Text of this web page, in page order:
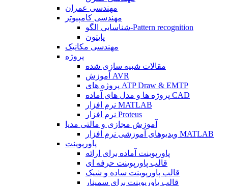
مهندسی عمران
مهندسی کامپیوتر
شناسایی الگو-Pattern recognition
پایتون
مهندسی مکانیک
پروژه
مقالات شبیه سازی شده
آموزش AVR
پروژه های ATP Draw & EMTP
پروژه ها و مدل های آماده CAD
نرم افزار MATLAB
نرم افزار Proteus
آموزش مجازی و مالتی مدیا
ویدیوهای آموزشی نرم افزار MATLAB
پاورپوینت
پاورپوینت آماده برای ارائه
قالب پاورپوینت حرفه ای
قالب پاورپوینت ساده و شیک
قالب پاورپوینت برای سمینار